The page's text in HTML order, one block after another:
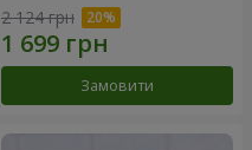
2 124 грн
Замовити